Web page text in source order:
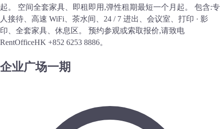
起。 空间全套家具、即租即用,弹性租期最短一个月起。 包含:专
人接待、高速 WiFi、茶水间、24 / 7 进出、会议室、打印 · 影
印、全套家具、休息区。 预约参观或索取报价,请致电
RentOfficeHK +852 6253 8886。
企业广场一期